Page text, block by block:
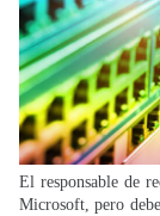
El responsable de
Microsoft, pero